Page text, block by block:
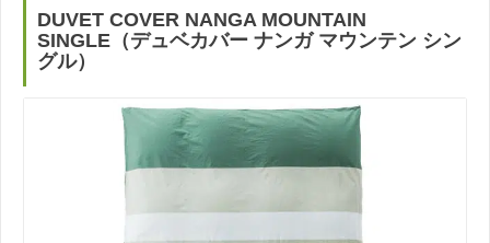
DUVET COVER NANGA MOUNTAIN
SINGLE（デュベカバー ナンガ マウンテン シン
グル）